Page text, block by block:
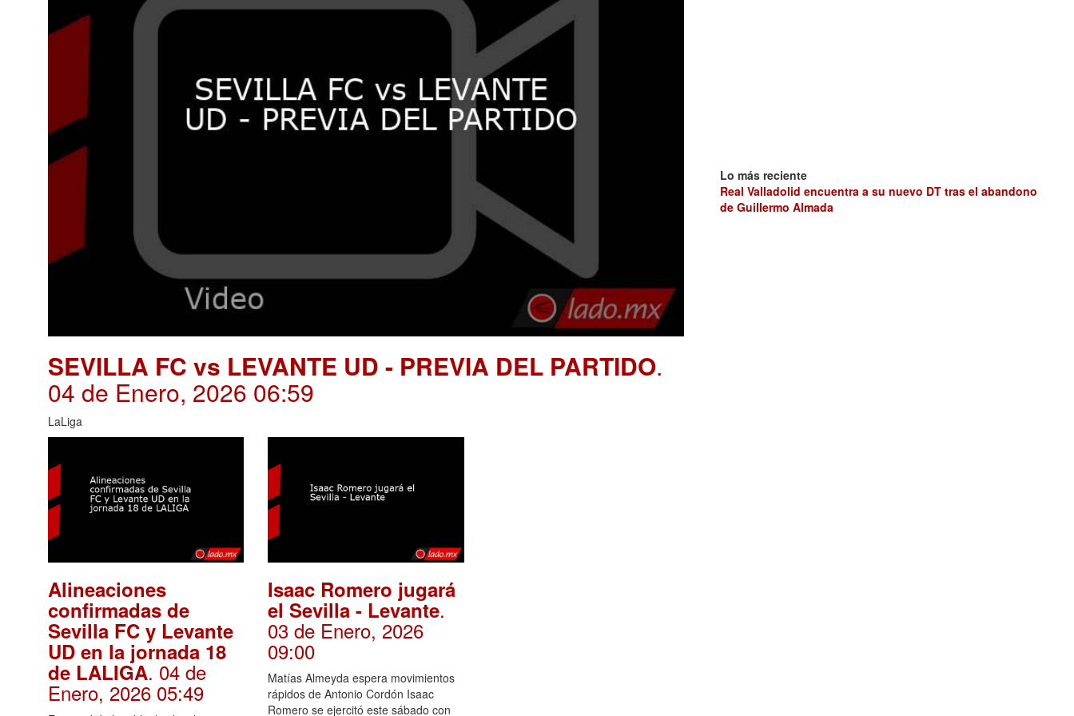
SEVILLA FC vs LEVANTE UD - PREVIA DEL PARTIDO.
04 de Enero, 2026 06:59
LaLiga
Alineaciones
confirmadas de
Sevilla FC y Levante
UD en la jornada 18
de LALIGA. 04 de
Enero, 2026 05:49
Isaac Romero jugará
el Sevilla - Levante.
03 de Enero, 2026
09:00
Matías Almeyda espera movimientos
rápidos de Antonio Cordón Isaac
Romero se ejercitó este sábado con
Lo más reciente
Real Valladolid encuentra a su nuevo DT tras el abandono
de Guillermo Almada